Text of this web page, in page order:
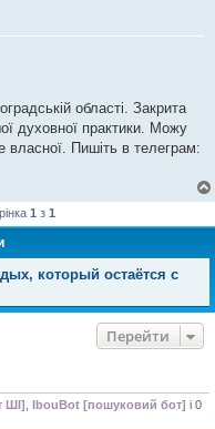
області. Закрита
духовної практики. Можу
Пишіть в телеграм:
1 з 1
который остаётся с
Перейти
ШІ] IbouBot [пошуковий бот] і 0